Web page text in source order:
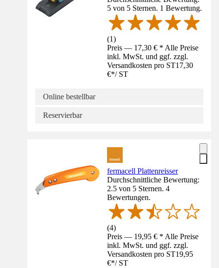
5 von 5 Sternen. 1 Bewertung.
(1)
Preis — 17,30 € * Alle Preise
inkl. MwSt. und ggf. zzgl.
Versandkosten pro ST17,30
€*/ ST
Online bestellbar
Reservierbar
fermacell Plattenreisser
Durchschnittliche Bewertung:
2.5 von 5 Sternen. 4
Bewertungen.
(4)
Preis — 19,95 € * Alle Preise
inkl. MwSt. und ggf. zzgl.
Versandkosten pro ST19,95
€*/ ST